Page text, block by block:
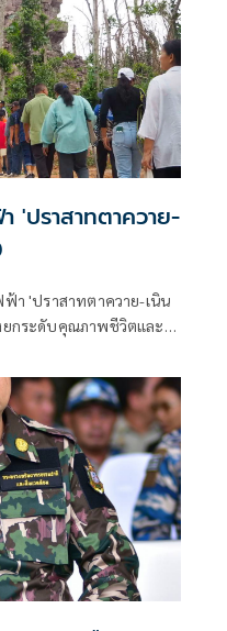
'ปราสาทตาควาย-
ฟ้า 'ปราสาทตาควาย-เนิน
ยกระดับคุณภาพชีวิตและ